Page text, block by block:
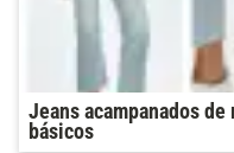
Jeans acampanados
básicos